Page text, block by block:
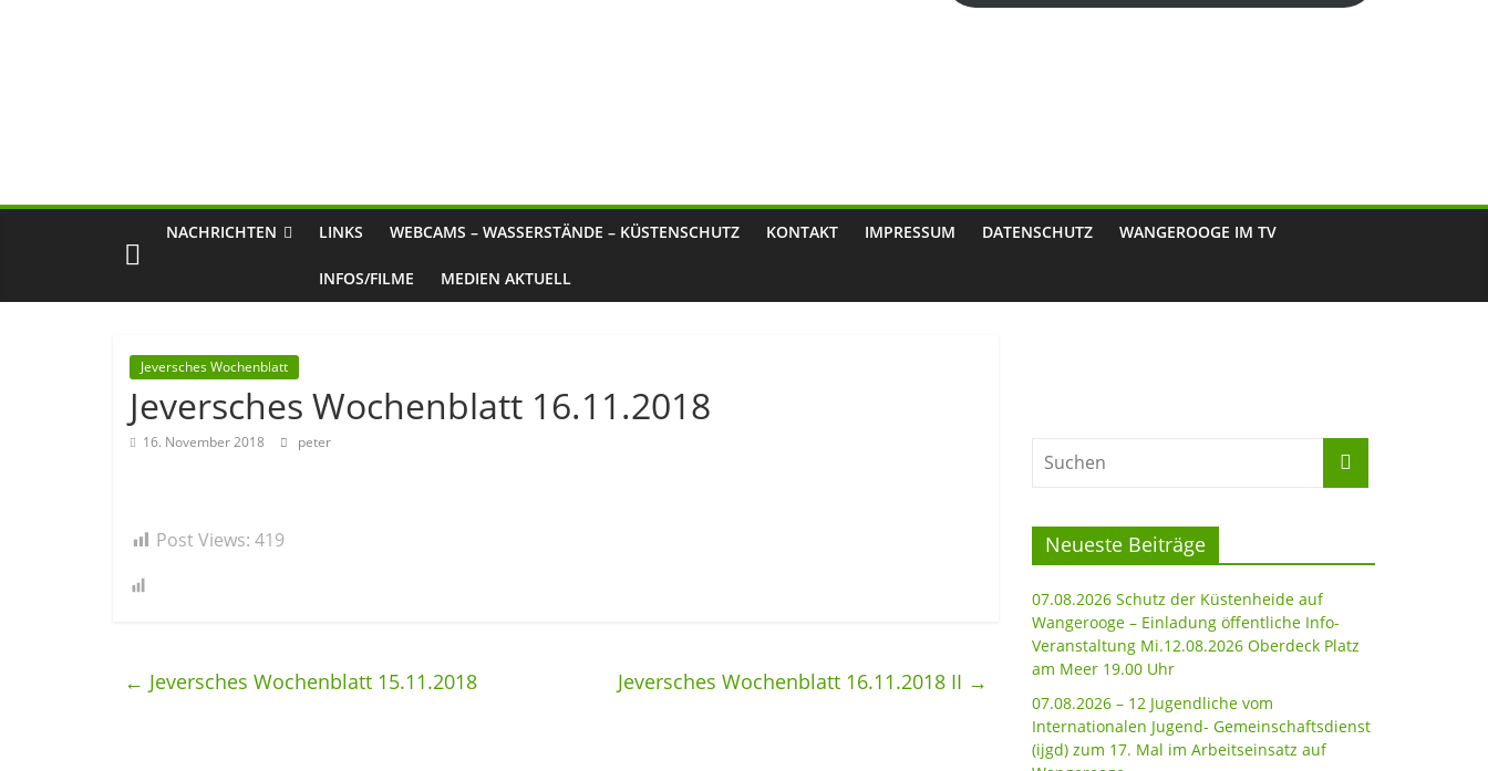
NACHRICHTEN LINKS WEBCAMS – WASSERSTÄNDE – KÜSTENSCHUTZ KONTAKT IMPRESSUM DATENSCHUTZ WANGEROOGE IM TV
INFOS/FILME MEDIEN AKTUELL
Jeversches Wochenblatt
Jeversches Wochenblatt 16.11.2018
16. November 2018 peter
Post Views: 419
← Jeversches Wochenblatt 15.11.2018 Jeversches Wochenblatt 16.11.2018 II →
Neueste Beiträge
07.08.2026 Schutz der Küstenheide auf
Wangerooge – Einladung öffentliche Info-
Veranstaltung Mi.12.08.2026 Oberdeck Platz
am Meer 19.00 Uhr
07.08.2026 – 12 Jugendliche vom
Internationalen Jugend- Gemeinschaftsdienst
(ijgd) zum 17. Mal im Arbeitseinsatz auf